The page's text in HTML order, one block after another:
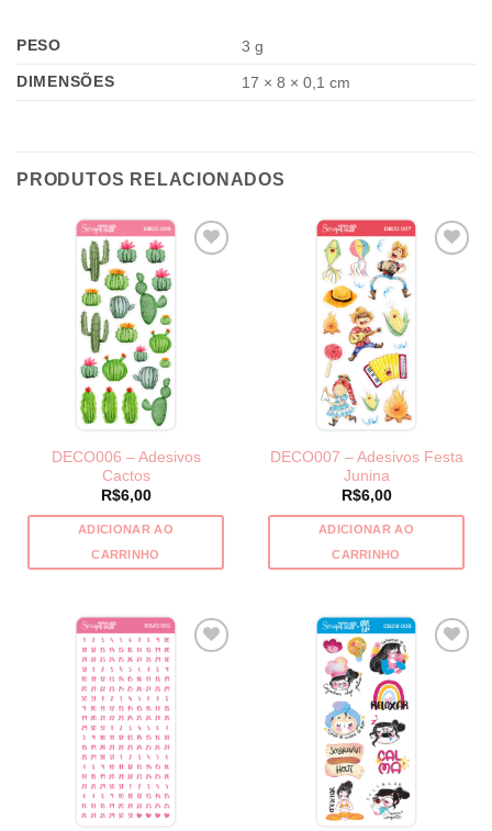
PESO
3 g
DIMENSÕES
17 × 8 × 0,1 cm
PRODUTOS RELACIONADOS
DECO006 – Adesivos
Cactos
R$6,00
ADICIONAR AO
CARRINHO
DECO007 – Adesivos Festa
Junina
R$6,00
ADICIONAR AO
CARRINHO